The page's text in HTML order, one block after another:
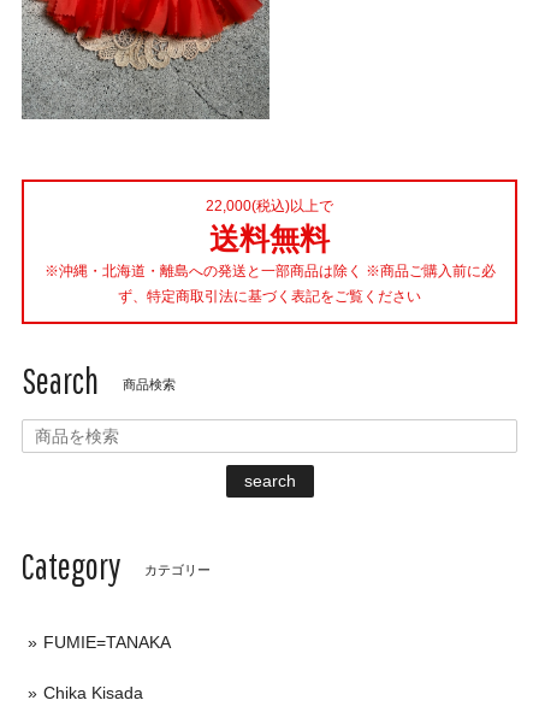
22,000(税込)以上で
送料無料
※沖縄・北海道・離島への発送と一部商品は除く ※商品ご購入前に必
ず、特定商取引法に基づく表記をご覧ください
Search 商品検索
search
Category カテゴリー
FUMIE=TANAKA
Chika Kisada